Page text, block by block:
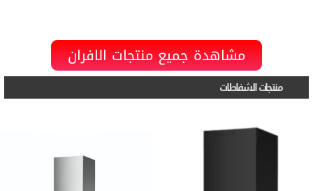
مشاهدة جميع منتجات الافران
منتجات الشفاطات